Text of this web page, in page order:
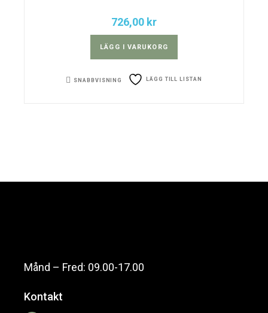
726,00 kr
LÄGG I VARUKORG
SNABBVISNING LÄGG TILL LISTAN
Månd – Fred: 09.00-17.00
Kontakt